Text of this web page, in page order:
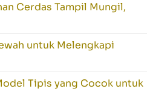
Cerdas Tampil Mungil,
untuk Melengkapi
Tipis yang Cocok untuk